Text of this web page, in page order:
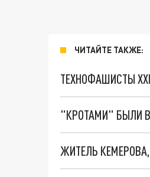
ЧИТАЙТЕ ТАКЖЕ:
ТЕХНОФАШИСТЫ
"КРОТАМИ" БЫЛИ
ЖИТЕЛЬ